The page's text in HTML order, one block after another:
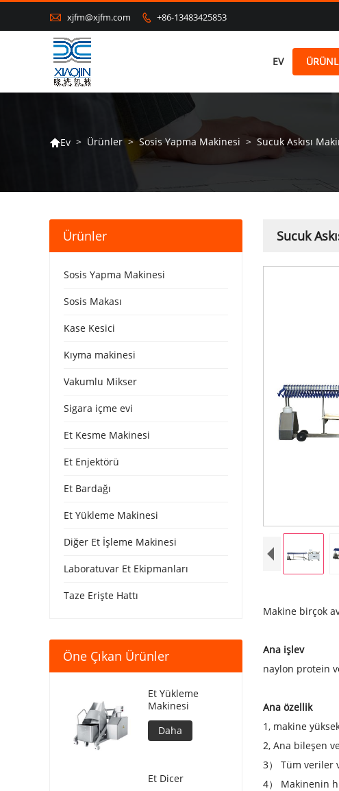
 xjfm@xjfm.com  +86-13483425853
EV
Ev > Ürünler > Sosis Yapma Makinesi > Sucuk Askısı
Sucuk
Makine birçok
Ana işlev
naylon protein
Ana özellik
1, makine
2, Ana bileşen
3） Tüm veriler
4） Makinenin
Ürünler
Sosis Yapma Makinesi
Sosis Makası
Kase Kesici
Kıyma makinesi
Vakumlu Mikser
Sigara içme evi
Et Kesme Makinesi
Et Enjektörü
Et Bardağı
Et Yükleme Makinesi
Diğer Et İşleme Makinesi
Laboratuvar Et Ekipmanları
Taze Erişte Hattı
Öne Çıkan Ürünler
Et Yükleme
Makinesi
Daha
Et Dicer